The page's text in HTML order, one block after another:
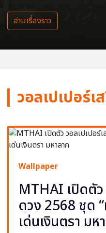
อ่านเรื่องราว
วอลเปเปอร์เ
Wallpaper
MTHAI เปิดตัว
ดวง 2568 ชุด
เด่นเงินตรา มห